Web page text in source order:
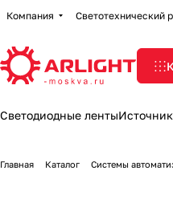
Компания Светотехнический
Светодиодные ленты
Главная Каталог Системы